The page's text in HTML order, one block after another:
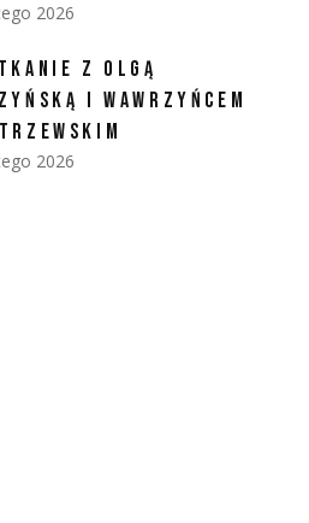
2026
Z OLGĄ
I WAWRZYŃCEM
2026